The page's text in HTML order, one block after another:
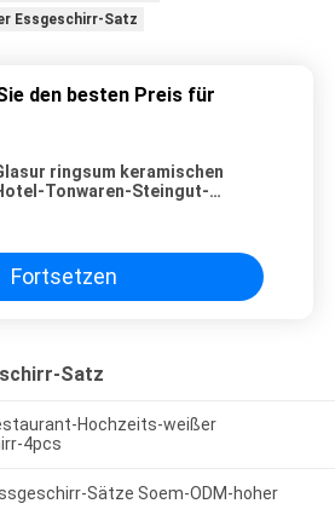
Essgeschirr-Satz
den besten Preis für
ringsum keramischen
Tonwaren-Steingut-
Fortsetzen
Satz
Hochzeits-weißer
4pcs
Sätze Soem-ODM-hoher